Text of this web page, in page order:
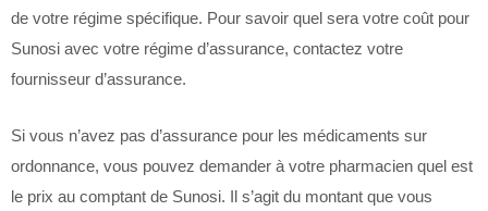
de votre régime spécifique. Pour savoir quel sera votre coût pour
Sunosi avec votre régime d’assurance, contactez votre
fournisseur d’assurance.
Si vous n’avez pas d’assurance pour les médicaments sur
ordonnance, vous pouvez demander à votre pharmacien quel est
le prix au comptant de Sunosi. Il s’agit du montant que vous